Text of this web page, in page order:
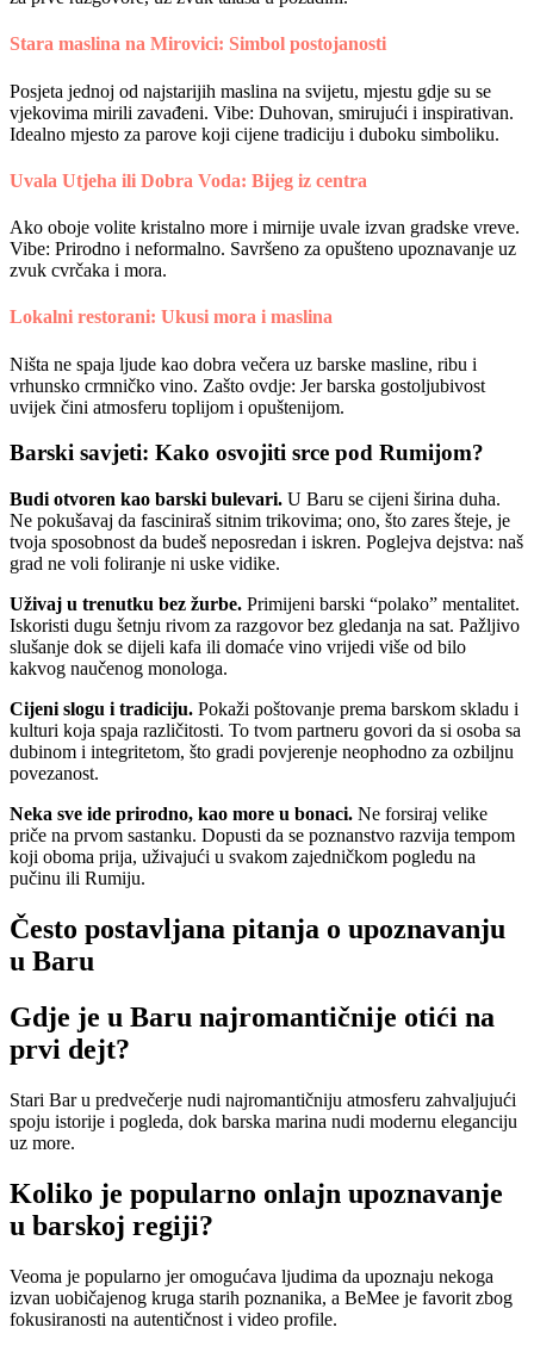
Stara maslina na Mirovici: Simbol postojanosti
Posjeta jednoj od najstarijih maslina na svijetu, mjestu gdje su se
vjekovima mirili zavađeni. Vibe: Duhovan, smirujući i inspirativan.
Idealno mjesto za parove koji cijene tradiciju i duboku simboliku.
Uvala Utjeha ili Dobra Voda: Bijeg iz centra
Ako oboje volite kristalno more i mirnije uvale izvan gradske vreve.
Vibe: Prirodno i neformalno. Savršeno za opušteno upoznavanje uz
zvuk cvrčaka i mora.
Lokalni restorani: Ukusi mora i maslina
Ništa ne spaja ljude kao dobra večera uz barske masline, ribu i
vrhunsko crmničko vino. Zašto ovdje: Jer barska gostoljubivost
uvijek čini atmosferu toplijom i opuštenijom.
Barski savjeti: Kako osvojiti srce pod Rumijom?
Budi otvoren kao barski bulevari. U Baru se cijeni širina duha.
Ne pokušavaj da fasciniraš sitnim trikovima; ono, što zares šteje, je
tvoja sposobnost da budeš neposredan i iskren. Poglejva dejstva: naš
grad ne voli foliranje ni uske vidike.
Uživaj u trenutku bez žurbe. Primijeni barski “polako” mentalitet.
Iskoristi dugu šetnju rivom za razgovor bez gledanja na sat. Pažljivo
slušanje dok se dijeli kafa ili domaće vino vrijedi više od bilo
kakvog naučenog monologa.
Cijeni slogu i tradiciju. Pokaži poštovanje prema barskom skladu i
kulturi koja spaja različitosti. To tvom partneru govori da si osoba sa
dubinom i integritetom, što gradi povjerenje neophodno za ozbiljnu
povezanost.
Neka sve ide prirodno, kao more u bonaci. Ne forsiraj velike
priče na prvom sastanku. Dopusti da se poznanstvo razvija tempom
koji oboma prija, uživajući u svakom zajedničkom pogledu na
pučinu ili Rumiju.
Često postavljana pitanja o upoznavanju
u Baru
Gdje je u Baru najromantičnije otići na
prvi dejt?
Stari Bar u predvečerje nudi najromantičniju atmosferu zahvaljujući
spoju istorije i pogleda, dok barska marina nudi modernu eleganciju
uz more.
Koliko je popularno onlajn upoznavanje
u barskoj regiji?
Veoma je popularno jer omogućava ljudima da upoznaju nekoga
izvan uobičajenog kruga starih poznanika, a BeMee je favorit zbog
fokusiranosti na autentičnost i video profile.